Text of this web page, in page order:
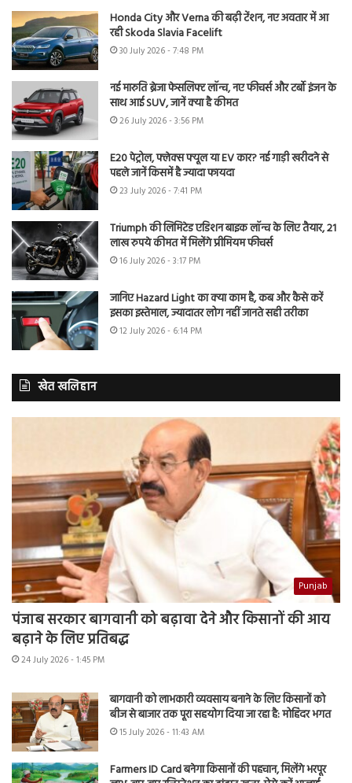
Honda City और Verna की बढ़ी टेंशन, नए अवतार में आ
रही Skoda Slavia Facelift
30 July 2026 - 7:48 PM
नई मारुति ब्रेजा फेसलिफ्ट लॉन्च, नए फीचर्स और टर्बो इंजन के
साथ आई SUV, जानें क्या है कीमत
26 July 2026 - 3:56 PM
E20 पेट्रोल, फ्लेक्स फ्यूल या EV कार? नई गाड़ी खरीदने से
पहले जानें किसमें है ज्यादा फायदा
23 July 2026 - 7:41 PM
Triumph की लिमिटेड एडिशन बाइक लॉन्च के लिए तैयार, 21
लाख रुपये कीमत में मिलेंगे प्रीमियम फीचर्स
16 July 2026 - 3:17 PM
जानिए Hazard Light का क्या काम है, कब और कैसे करें
इसका इस्तेमाल, ज्यादातर लोग नहीं जानते सही तरीका
12 July 2026 - 6:14 PM
खेत खलिहान
Punjab
पंजाब सरकार बागवानी को बढ़ावा देने और किसानों की आय
बढ़ाने के लिए प्रतिबद्ध
24 July 2026 - 1:45 PM
बागवानी को लाभकारी व्यवसाय बनाने के लिए किसानों को
बीज से बाजार तक पूरा सहयोग दिया जा रहा है: मोहिंदर भगत
15 July 2026 - 11:43 AM
Farmers ID Card बनेगा किसानों की पहचान, मिलेंगे भरपूर